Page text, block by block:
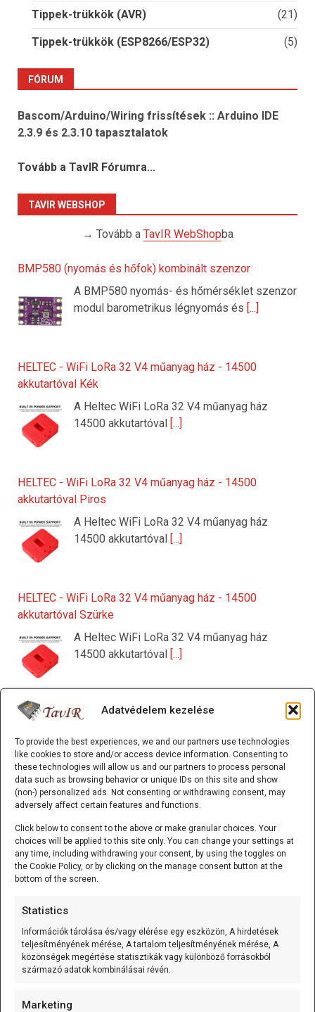
Adatvédelem kezelése
To provide the best experiences, we and our partners use technologies
like cookies to store and/or access device information. Consenting to
these technologies will allow us and our partners to process personal
data such as browsing behavior or unique IDs on this site and show
(non-) personalized ads. Not consenting or withdrawing consent, may
adversely affect certain features and functions.
Click below to consent to the above or make granular choices. Your
choices will be applied to this site only. You can change your settings at
any time, including withdrawing your consent, by using the toggles on
the Cookie Policy, or by clicking on the manage consent button at the
bottom of the screen.
Statistics
Információk tárolása és/vagy elérése egy eszközön, A hirdetések
teljesítményének mérése, A tartalom teljesítményének mérése, A
közönségek megértése statisztikák vagy különböző forrásokból
származó adatok kombinálásai révén.
Marketing
Tippek-trükkök (AVR) (21)
Tippek-trükkök (ESP8266/ESP32) (5)
FÓRUM
Bascom/Arduino/Wiring frissítések :: Arduino IDE
2.3.9 és 2.3.10 tapasztalatok
Tovább a TavIR Fórumra...
TAVIR WEBSHOP
→ Tovább a TavIR WebShopba
BMP580 (nyomás és hőfok) kombinált szenzor
A BMP580 nyomás- és hőmérséklet szenzor
modul barometrikus légnyomás és [...]
HELTEC - WiFi LoRa 32 V4 műanyag ház - 14500
akkutartóval Kék
A Heltec WiFi LoRa 32 V4 műanyag ház
14500 akkutartóval
[...]
HELTEC - WiFi LoRa 32 V4 műanyag ház - 14500
akkutartóval Piros
A Heltec WiFi LoRa 32 V4 műanyag ház
14500 akkutartóval
[...]
HELTEC - WiFi LoRa 32 V4 műanyag ház - 14500
akkutartóval Szürke
A Heltec WiFi LoRa 32 V4 műanyag ház
14500 akkutartóval
[...]
Smart Home Starter Kit (ESP32; ACEBOTT)
Az Smart Home Starter Kit (ESP32) egy
ESP32 alapú okosotthon[...]
ESP32/D1 mini - ESP32-C3-MINI-1 WiFi/Bluetooth
alappanel
A ESP32/D1 mini - ESP32-C3-MINI-1
WiFi/Bluetooth alappanel olyan D1 mini[...]
125 kHz RFID kulcstartó (EM4305/T5577 írható) Fehér
A 125 kHz RFID kulcstartó (EM4305/T5577
írható) olyan passzív RFID